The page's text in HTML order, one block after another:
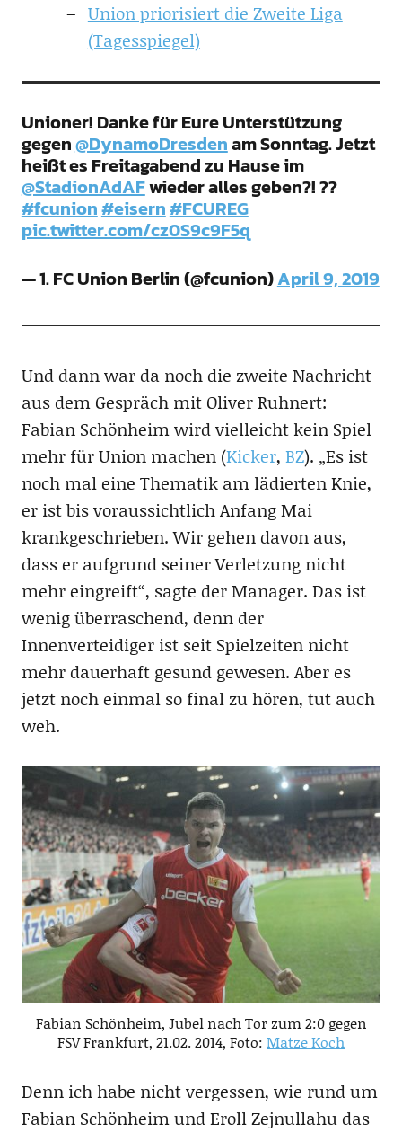
Union priorisiert die Zweite Liga
(Tagesspiegel)
Unioner! Danke für Eure Unterstützung
gegen@DynamoDresdenam Sonntag. Jetzt
heißt es Freitagabend zu Hause im
@StadionAdAFwieder alles geben?! ??
#fcunion#eisern#FCUREG
pic.twitter.com/cz0S9c9F5q
— 1. FC Union Berlin (@fcunion)April 9, 2019
Und dann war da noch die zweite Nachricht
aus dem Gespräch mit Oliver Ruhnert:
Fabian Schönheim wird vielleicht kein Spiel
mehr für Union machen (Kicker, BZ). „Es ist
noch mal eine Thematik am lädierten Knie,
er ist bis voraussichtlich Anfang Mai
krankgeschrieben. Wir gehen davon aus,
dass er aufgrund seiner Verletzung nicht
mehr eingreift“, sagte der Manager. Das ist
wenig überraschend, denn der
Innenverteidiger ist seit Spielzeiten nicht
mehr dauerhaft gesund gewesen. Aber es
jetzt noch einmal so final zu hören, tut auch
weh.
Fabian Schönheim, Jubel nach Tor zum 2:0 gegen
FSV Frankfurt, 21.02. 2014, Foto: Matze Koch
Denn ich habe nicht vergessen, wie rund um
Fabian Schönheim und Eroll Zejnullahu das